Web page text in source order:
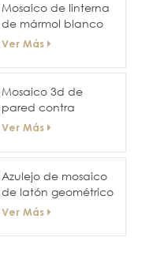
Mosaico de linterna
de mármol blanco
este
Ver Más
Mosaico 3d de
pared contra
salpicaduras de
irregular
Ver Más
Azulejo de mosaico
de latón geométrico
mixto de mármol
Ver Más